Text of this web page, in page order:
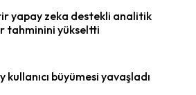
yapay zeka destekli analitik
tahminini yükseltti
kullanıcı büyümesi yavaşladı